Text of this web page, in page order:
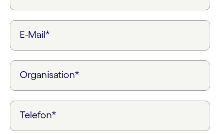
E-Mail*
Organisation*
Telefon*